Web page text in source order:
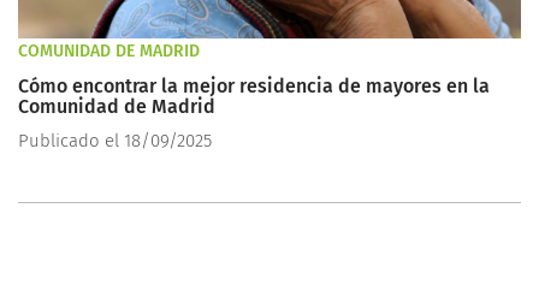
COMUNIDAD DE MADRID
Cómo encontrar la mejor residencia de mayores en la
Comunidad de Madrid
Publicado el 18/09/2025